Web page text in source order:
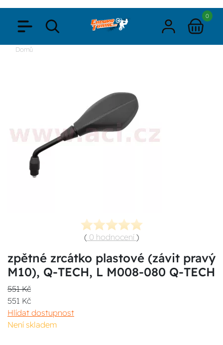
0
Domů
( 0 hodnocení )
zpětné zrcátko plastové (závit pravý
M10), Q-TECH, L M008-080 Q-TECH
551 Kč
551 Kč
Hlídat dostupnost
Není skladem